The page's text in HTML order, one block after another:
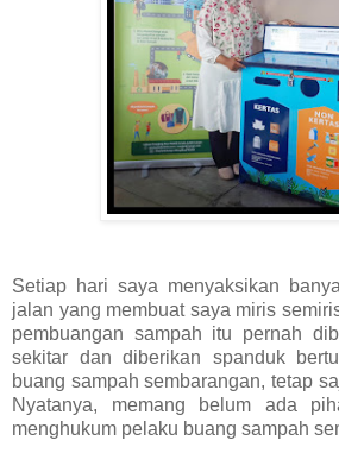
Setiap hari saya menyaksikan
jalan yang membuat saya miris
pembuangan sampah itu pernah
sekitar dan diberikan spanduk
buang sampah sembarangan, tetap
Nyatanya, memang belum ada
menghukum pelaku buang sampah